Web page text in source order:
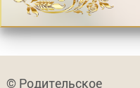
© Родительское